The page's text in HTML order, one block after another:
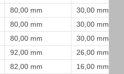
80,00 mm
30,00 mm
80,00 mm
30,00 mm
80,00 mm
30,00 mm
92,00 mm
26,00 mm
82,00 mm 16,00 mm